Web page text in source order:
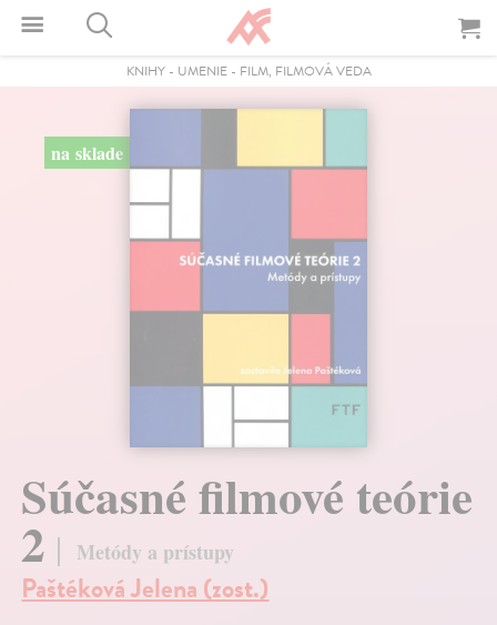
KNIHY- UMENIE- FILM, FILMOVÁ VEDA
na sklade
Súčasné filmové teórie
2 Metódy a prístupy
Paštéková Jelena (zost.)